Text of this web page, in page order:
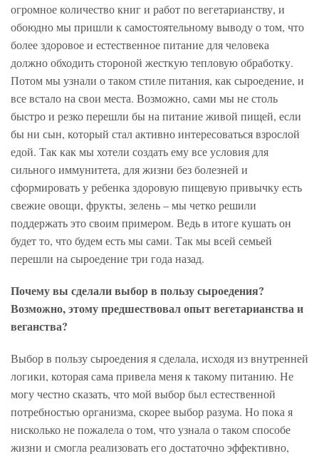
огромное количество книг и работ по вегетарианству, и
обоюдно мы пришли к самостоятельному выводу о том, что
более здоровое и естественное питание для человека
должно обходить стороной жесткую тепловую обработку.
Потом мы узнали о таком стиле питания, как сыроедение, и
все встало на свои места. Возможно, сами мы не столь
быстро и резко перешли бы на питание живой пищей, если
бы ни сын, который стал активно интересоваться взрослой
едой. Так как мы хотели создать ему все условия для
сильного иммунитета, для жизни без болезней и
сформировать у ребенка здоровую пищевую привычку есть
свежие овощи, фрукты, зелень – мы четко решили
поддержать это своим примером. Ведь в итоге кушать он
будет то, что будем есть мы сами. Так мы всей семьей
перешли на сыроедение три года назад.
Почему вы сделали выбор в пользу сыроедения?
Возможно, этому предшествовал опыт вегетарианства и
веганства?
Выбор в пользу сыроедения я сделала, исходя из внутренней
логики, которая сама привела меня к такому питанию. Не
могу честно сказать, что мой выбор был естественной
потребностью организма, скорее выбор разума. Но пока я
нисколько не пожалела о том, что узнала о таком способе
жизни и смогла реализовать его достаточно эффективно,